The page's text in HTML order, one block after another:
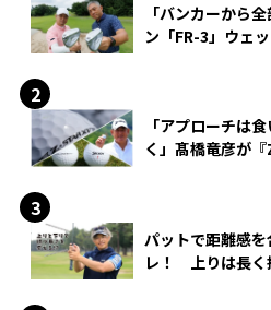
「バンカーから
ン「FR-3」ウェ
「アプローチは
く」髙橋竜彦が
パットで距離感
レ！ 上りは長く